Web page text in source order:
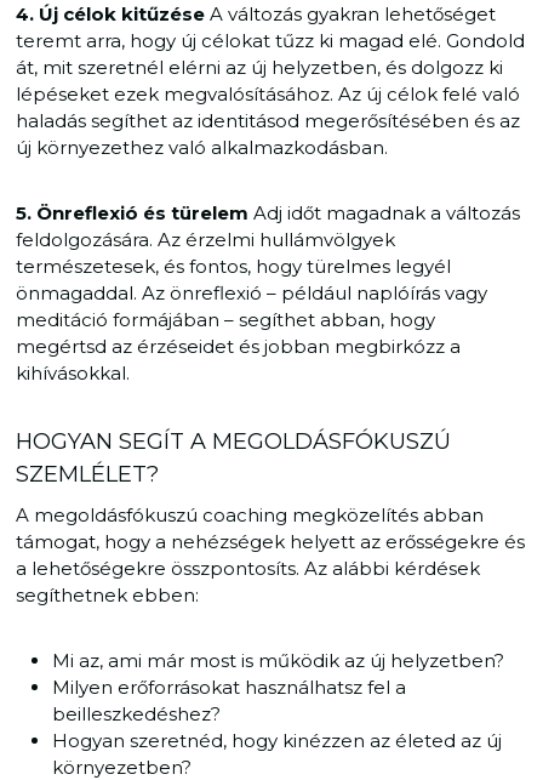
4. Új célok kitűzéseA változás gyakran lehetőséget
teremt arra, hogy új célokat tűzz ki magad elé. Gondold
át, mit szeretnél elérni az új helyzetben, és dolgozz ki
lépéseket ezek megvalósításához. Az új célok felé való
haladás segíthet az identitásod megerősítésében és az
új környezethez való alkalmazkodásban.
5. Önreflexió és türelem Adj időt magadnak a változás
feldolgozására. Az érzelmi hullámvölgyek
természetesek, és fontos, hogy türelmes legyél
önmagaddal. Az önreflexió – például naplóírás vagy
meditáció formájában – segíthet abban, hogy
megértsd az érzéseidet és jobban megbirkózz a
kihívásokkal.
HOGYAN SEGÍT A MEGOLDÁSFÓKUSZÚ
SZEMLÉLET?
A megoldásfókuszú coaching megközelítés abban
támogat, hogy a nehézségek helyett az erősségekre és
a lehetőségekre összpontosíts. Az alábbi kérdések
segíthetnek ebben:
Mi az, ami már most is működik az új helyzetben?
Milyen erőforrásokat használhatsz fel a
beilleszkedéshez?
Hogyan szeretnéd, hogy kinézzen az életed az új
környezetben?